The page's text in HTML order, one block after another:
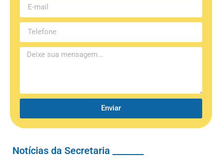
Enviar
Notícias da Secretaria _______